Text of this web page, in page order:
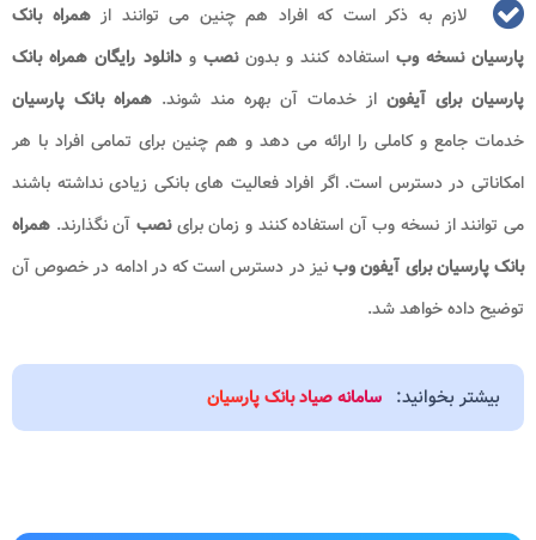
لازم به ذکر است که افراد هم چنین می توانند از همراه بانک
پارسیان نسخه وب استفاده کنند و بدوننصب و دانلود رایگان همراه بانک
پارسیان برای آیفون از خدمات آن بهره مند شوند. همراه بانک پارسیان
خدمات جامع و کاملی را ارائه می دهد و هم چنین برای تمامی افراد با هر
امکاناتی در دسترس است. اگر افراد فعالیت های بانکی زیادی نداشته باشند
می توانند از نسخه وب آن استفاده کنند و زمان براینصب آن نگذارند. همراه
بانک پارسیان برای آیفون وبنیز در دسترس است که در ادامه در خصوص آن
توضیح داده خواهد شد.
بیشتر بخوانید: سامانه صیاد بانک پارسیان